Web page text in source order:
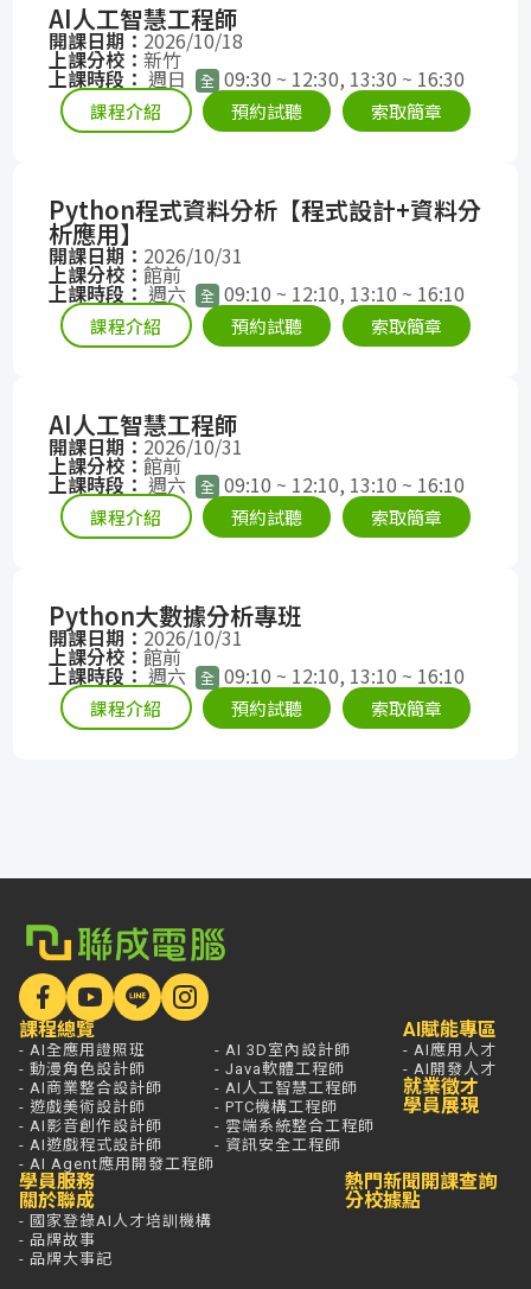
AI人工智慧工程師
開課日期：2026/10/18
上課分校：新竹
上課時段： 週日 全 09:30 ~ 12:30, 13:30 ~ 16:30
課程介紹 預約試聽 索取簡章
Python程式資料分析【程式設計+資料分
析應用】
開課日期： 2026/10/31
上課分校：館前
上課時段： 週六 全 09:10 ~ 12:10, 13:10 ~ 16:10
課程介紹 預約試聽 索取簡章
AI人工智慧工程師
開課日期：2026/10/31
上課分校：館前
上課時段： 週六 全 09:10 ~ 12:10, 13:10 ~ 16:10
課程介紹 預約試聽 索取簡章
Python大數據分析專班
開課日期：2026/10/31
上課分校：館前
上課時段： 週六 全 09:10 ~ 12:10, 13:10 ~ 16:10
課程介紹 預約試聽 索取簡章
課程總覽
- AI全應用證照班
- 動漫角色設計師
- AI商業整合設計師
- 遊戲美術設計師
- AI影音創作設計師
- AI遊戲程式設計師
- AI Agent應用開發工程師
- AI 3D室內設計師
- Java軟體工程師
- AI人工智慧工程師
- PTC機構工程師
- 雲端系統整合工程師
- 資訊安全工程師
AI賦能專區
- AI應用人才
- AI開發人才
就業徵才
學員展現
學員服務
關於聯成
- 國家登錄AI人才培訓機構
- 品牌故事
- 品牌大事記
熱門新聞
分校據點
開課查詢